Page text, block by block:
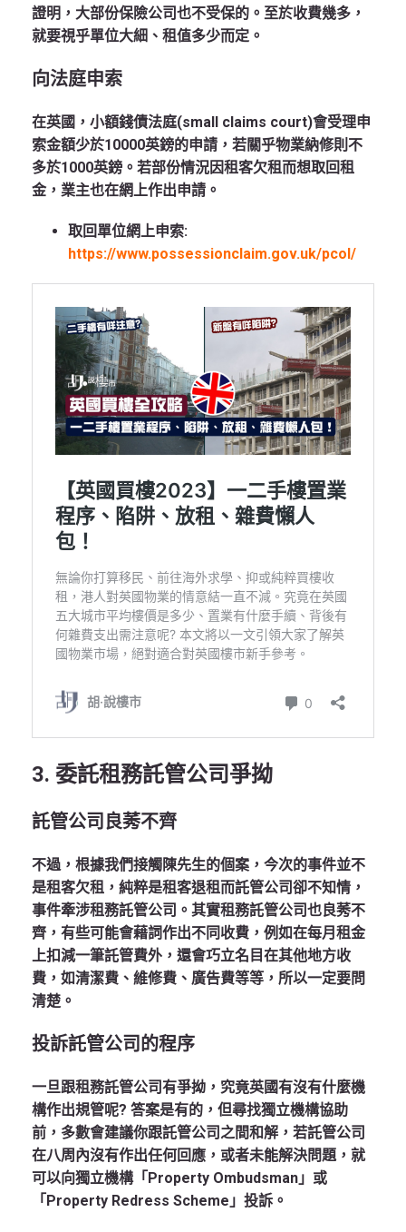
證明，大部份保險公司也不受保的。至於收費幾多，
就要視乎單位大細、租值多少而定。
向法庭申索
在英國，小額錢債法庭(small claims court)會受理申
索金額少於10000英鎊的申請，若關乎物業納修則不
多於1000英鎊。若部份情況因租客欠租而想取回租
金，業主也在網上作出申請。
取回單位網上申索:
https://www.possessionclaim.gov.uk/pcol/
3. 委託租務託管公司爭拗
託管公司良莠不齊
不過，根據我們接觸陳先生的個案，今次的事件並不
是租客欠租，純粹是租客退租而託管公司卻不知情，
事件牽涉租務託管公司。其實租務託管公司也良莠不
齊，有些可能會藉詞作出不同收費，例如在每月租金
上扣減一筆託管費外，還會巧立名目在其他地方收
費，如清潔費、維修費、廣告費等等，所以一定要問
清楚。
投訴託管公司的程序
一旦跟租務託管公司有爭拗，究竟英國有沒有什麼機
構作出規管呢? 答案是有的，但尋找獨立機構協助
前，多數會建議你跟託管公司之間和解，若託管公司
在八周內沒有作出任何回應，或者未能解決問題，就
可以向獨立機構「Property Ombudsman」或
「Property Redress Scheme」投訴。